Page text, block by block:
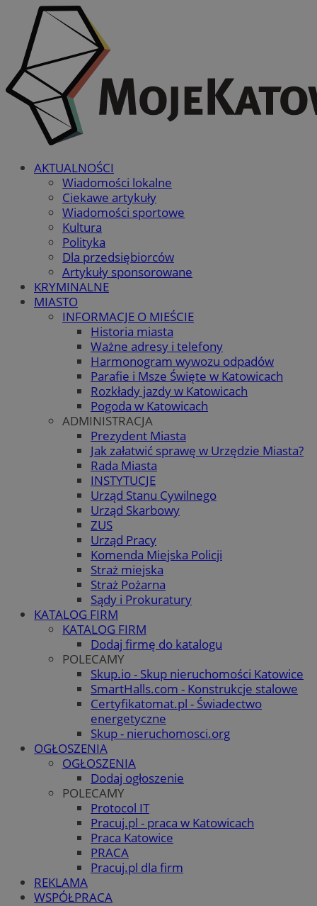
AKTUALNOŚCI
Wiadomości lokalne
Ciekawe artykuły
Wiadomości sportowe
Kultura
Polityka
Dla przedsiębiorców
Artykuły sponsorowane
KRYMINALNE
MIASTO
INFORMACJE O MIEŚCIE
Historia miasta
Ważne adresy i telefony
Harmonogram wywozu odpadów
Parafie i Msze Święte w Katowicach
Rozkłady jazdy w Katowicach
Pogoda w Katowicach
ADMINISTRACJA
Prezydent Miasta
Jak załatwić sprawę w Urzędzie Miasta?
Rada Miasta
INSTYTUCJE
Urząd Stanu Cywilnego
Urząd Skarbowy
ZUS
Urząd Pracy
Komenda Miejska Policji
Straż miejska
Straż Pożarna
Sądy i Prokuratury
KATALOG FIRM
KATALOG FIRM
Dodaj firmę do katalogu
POLECAMY
Skup.io - Skup nieruchomości Katowice
SmartHalls.com - Konstrukcje stalowe
Certyfikatomat.pl - Świadectwo
energetyczne
Skup - nieruchomosci.org
OGŁOSZENIA
OGŁOSZENIA
Dodaj ogłoszenie
POLECAMY
Protocol IT
Pracuj.pl - praca w Katowicach
Praca Katowice
PRACA
Pracuj.pl dla firm
REKLAMA
WSPÓŁPRACA